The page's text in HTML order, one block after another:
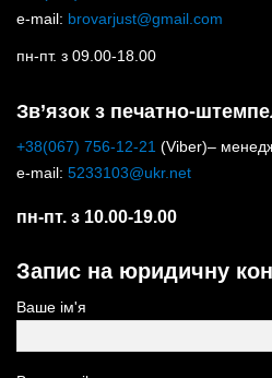
e-mail: brovarjust@gmail.com
пн-пт. з 09.00-18.00
Зв’язок з печатно-
+38(067) 756-12-21 (Viber)–
e-mail: 5233103@ukr.net
пн-пт. з 10.00-19.00
Запис на юридичну
Ваше ім'я